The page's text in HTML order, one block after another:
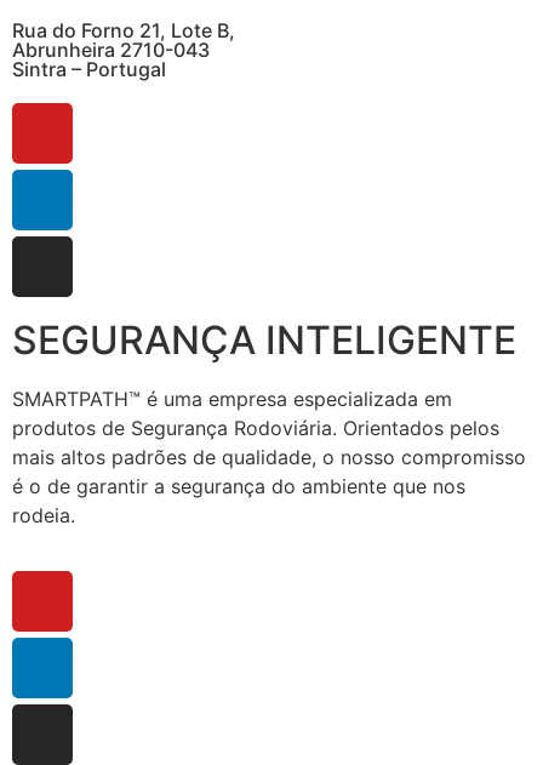
Rua do Forno 21, Lote B,
Abrunheira 2710-043
Sintra – Portugal
SEGURANÇA INTELIGENTE
SMARTPATH™ é uma empresa especializada em
produtos de Segurança Rodoviária. Orientados pelos
mais altos padrões de qualidade, o nosso compromisso
é o de garantir a segurança do ambiente que nos
rodeia.